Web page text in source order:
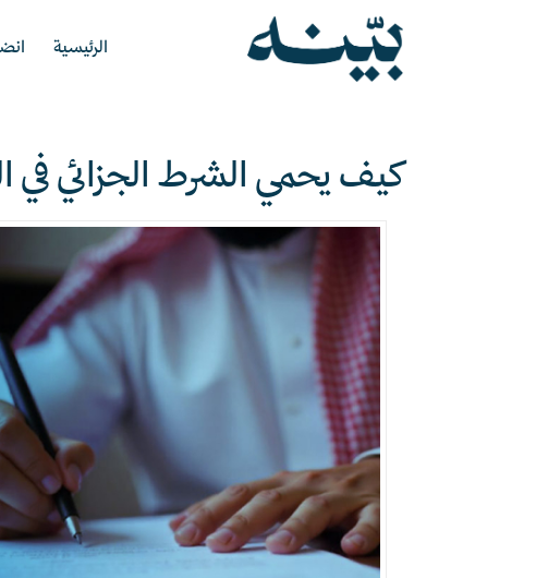
الرئيسية
كيف يحمي الشرط الجزائي